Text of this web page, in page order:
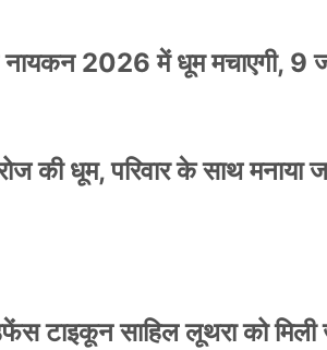
2026 में धूम मचाएगी, 9
की धूम, परिवार के साथ मनाया
टाइकून साहिल लूथरा को मिली